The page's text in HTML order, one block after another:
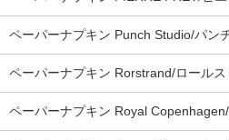
ペーパーナプキン Punch Studio/パン
ペーパーナプキン Rorstrand/ロールス
ペーパーナプキン Royal